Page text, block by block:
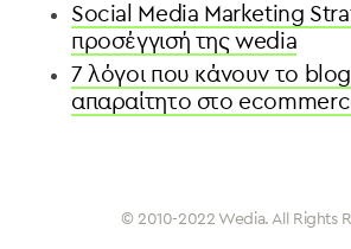
Social Media Marketing
προσέγγισή της wedia
7 λόγοι που κάνουν το
απαραίτητο στο
© 2010-2022 Wedia. All Rights